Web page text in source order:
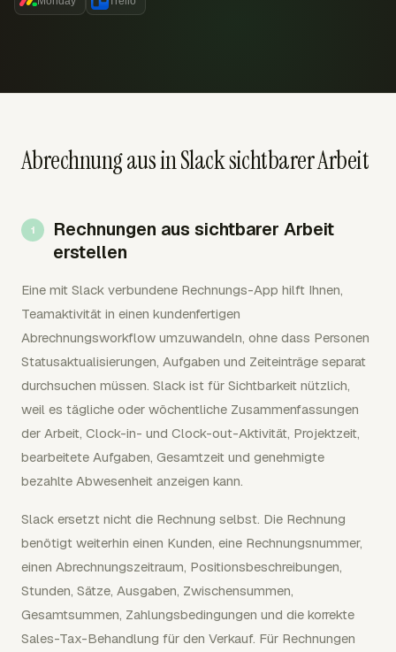
Abrechnung aus in Slack sichtbarer Arbeit
Rechnungen aus sichtbarer Arbeit
erstellen
Eine mit Slack verbundene Rechnungs-App hilft Ihnen,
Teamaktivität in einen kundenfertigen
Abrechnungsworkflow umzuwandeln, ohne dass Personen
Statusaktualisierungen, Aufgaben und Zeiteinträge separat
durchsuchen müssen. Slack ist für Sichtbarkeit nützlich,
weil es tägliche oder wöchentliche Zusammenfassungen
der Arbeit, Clock-in- und Clock-out-Aktivität, Projektzeit,
bearbeitete Aufgaben, Gesamtzeit und genehmigte
bezahlte Abwesenheit anzeigen kann.
Slack ersetzt nicht die Rechnung selbst. Die Rechnung
benötigt weiterhin einen Kunden, eine Rechnungsnummer,
einen Abrechnungszeitraum, Positionsbeschreibungen,
Stunden, Sätze, Ausgaben, Zwischensummen,
Gesamtsummen, Zahlungsbedingungen und die korrekte
Sales-Tax-Behandlung für den Verkauf. Für Rechnungen